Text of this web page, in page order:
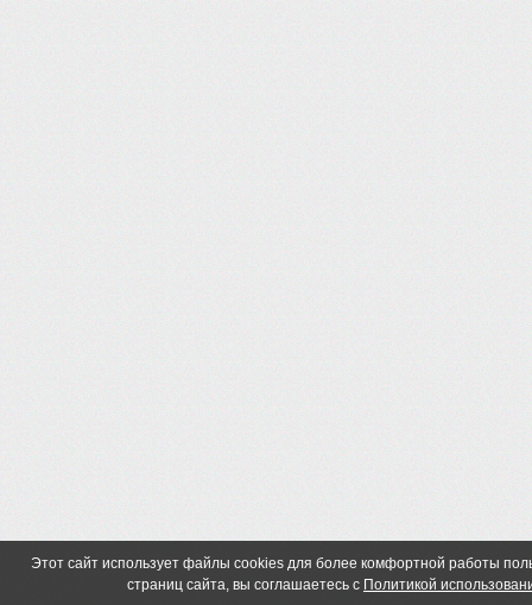
Этот сайт использует файлы cookies для более комфортной работы
страниц сайта, вы соглашаетесь с Политикой